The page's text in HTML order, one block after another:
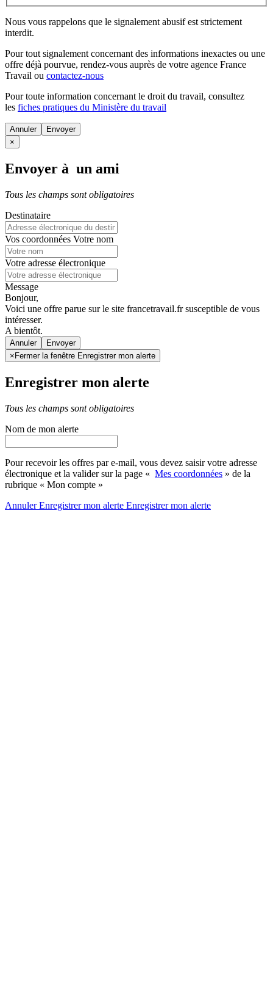
Nous vous rappelons que le signalement abusif est strictement
interdit.
Pour tout signalement concernant des informations inexactes ou une
offre déjà pourvue, rendez-vous auprès de votre agence France
Travail ou contactez-nous
Pour toute information concernant le droit du travail, consultez
les fiches pratiques du Ministère du travail
Annuler
×
Envoyer à un ami
Tous les champs sont obligatoires
Destinataire
Vos coordonnées Votre nom
Votre adresse électronique
Message
Bonjour,
Voici une offre parue sur le site francetravail.fr susceptible de vous
intéresser.
A bientôt.
Annuler
× Fermer la fenêtre Enregistrer mon alerte
Enregistrer mon alerte
Tous les champs sont obligatoires
Nom de mon alerte
Pour recevoir les offres par e-mail, vous devez saisir votre adresse
électronique et la valider sur la page « Mes coordonnées » de la
rubrique « Mon compte »
AnnulerEnregistrer mon alerte Enregistrermon alerte